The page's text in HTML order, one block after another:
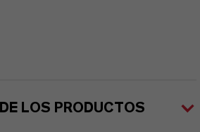
LOS PRODUCTOS